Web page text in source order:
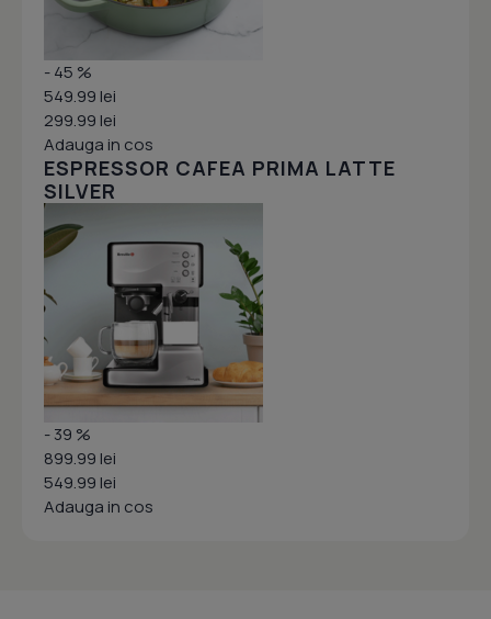
- 45 %
549.99 lei
299.99 lei
Adauga in cos
ESPRESSOR CAFEA PRIMA LATTE
SILVER
- 39 %
899.99 lei
549.99 lei
Adauga in cos